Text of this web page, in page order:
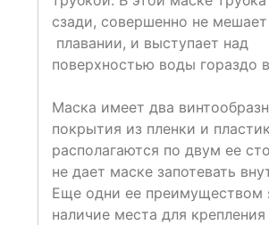
сзади, совершенно не
плавании, и выступает над
поверхностью воды гораздо
Маска имеет два
покрытия из пленки и
располагаются по двум ее
не дает маске запотевать
Еще одни ее преимуществом
наличие места для